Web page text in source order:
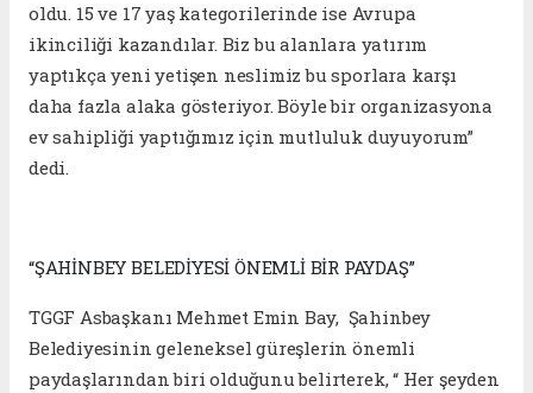
oldu. 15 ve 17 yaş kategorilerinde ise Avrupa
ikinciliği kazandılar. Biz bu alanlara yatırım
yaptıkça yeni yetişen neslimiz bu sporlara karşı
daha fazla alaka gösteriyor. Böyle bir organizasyona
ev sahipliği yaptığımız için mutluluk duyuyorum”
dedi.
“ŞAHİNBEY BELEDİYESİ ÖNEMLİ BİR PAYDAŞ”
TGGF Asbaşkanı Mehmet Emin Bay, Şahinbey
Belediyesinin geleneksel güreşlerin önemli
paydaşlarından biri olduğunu belirterek, “ Her şeyden